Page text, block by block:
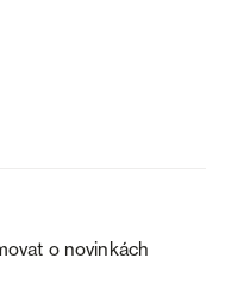
o novinkách